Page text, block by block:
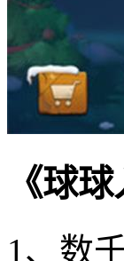
《球
1、数